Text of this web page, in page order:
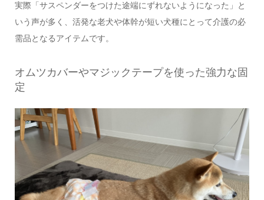
実際「サスペンダーをつけた途端にずれないようになった」と
いう声が多く、活発な老犬や体幹が短い犬種にとって介護の必
需品となるアイテムです。
オムツカバーやマジックテープを使った強力な固
定